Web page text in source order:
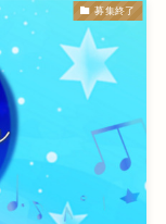
募集終了